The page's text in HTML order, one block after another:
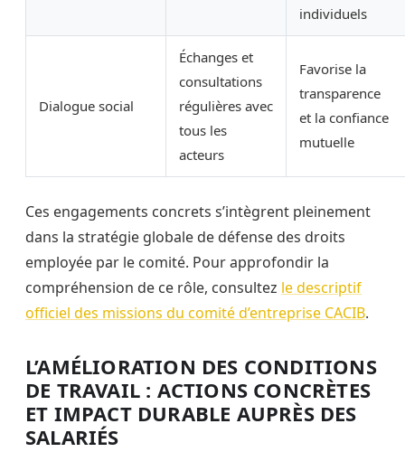
individuels
Dialogue social
Échanges et
consultations
régulières avec
tous les
acteurs
Favorise la
transparence
et la confiance
mutuelle
Ces engagements concrets s’intègrent pleinement
dans la stratégie globale de défense des droits
employée par le comité. Pour approfondir la
compréhension de ce rôle, consultez le descriptif
officiel des missions du comité d’entreprise CACIB.
L’AMÉLIORATION DES CONDITIONS
DE TRAVAIL : ACTIONS CONCRÈTES
ET IMPACT DURABLE AUPRÈS DES
SALARIÉS